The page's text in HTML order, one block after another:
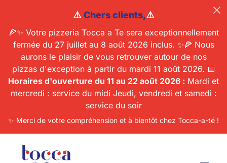
⚠️ Chers clients,⚠️
🍕✨ Votre pizzeria Tocca a Te sera exceptionnellement
fermée du 27 juillet au 8 août 2026 inclus. ✨🍕 Nous
aurons le plaisir de vous retrouver autour de nos
pizzas d'exception à partir du mardi 11 août 2026. 📅
Horaires d'ouverture du 11 au 22 août 2026 : Mardi et
mercredi : service du midi Jeudi, vendredi et samedi :
service du soir
✨ Merci de votre compréhension et à bientôt chez Tocca-a-té !